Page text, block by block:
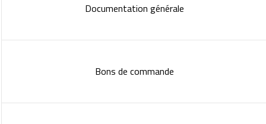
Documentation générale
Bons de commande